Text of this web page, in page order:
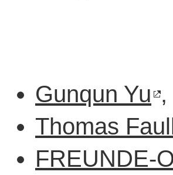
Gunqun Yu
Thomas
FREUNDE-